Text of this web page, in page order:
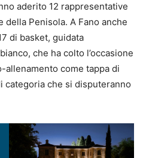
aderito 12 rappresentative
Penisola. A Fano anche
di basket, guidata
che ha colto l’occasione
come tappa di
categoria che si disputeranno